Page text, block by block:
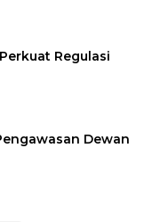
Regulasi
Dewan